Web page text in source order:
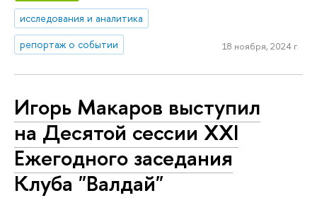
исследования и аналитика
репортаж о событии
18 ноября, 2024 г.
Игорь Макаров выступил
на Десятой сессии XXI
Ежегодного заседания
Клуба "Валдай"